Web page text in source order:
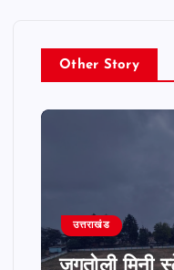
Other Story
उत्तराखंड